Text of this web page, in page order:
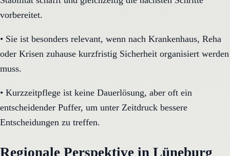
vorbereitet.
• Sie ist besonders relevant, wenn nach Krankenhaus, Reha
oder Krisen zuhause kurzfristig Sicherheit organisiert werden
muss.
• Kurzzeitpflege ist keine Dauerlösung, aber oft ein
entscheidender Puffer, um unter Zeitdruck bessere
Entscheidungen zu treffen.
Regionale Perspektive in Lüneburg